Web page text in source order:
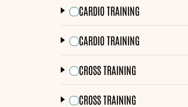
CARDIO TRAINING
CARDIO TRAINING
CROSS TRAINING
CROSS TRAINING